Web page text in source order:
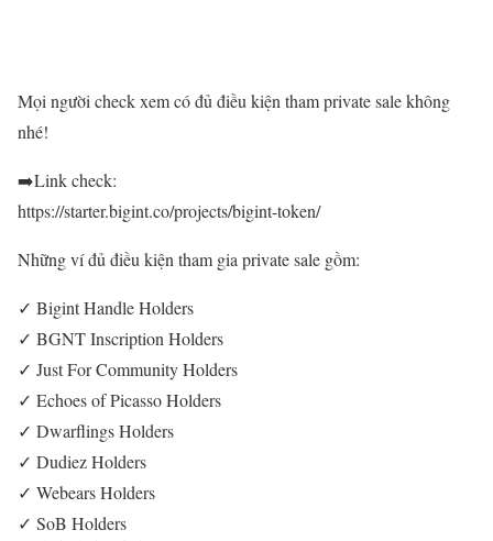
Mọi người check xem có đủ điều kiện tham private sale không
nhé!
➡️Link check:
https://starter.bigint.co/projects/bigint-token/
Những ví đủ điều kiện tham gia private sale gồm:
✓ Bigint Handle Holders
✓ BGNT Inscription Holders
✓ Just For Community Holders
✓ Echoes of Picasso Holders
✓ Dwarflings Holders
✓ Dudiez Holders
✓ Webears Holders
✓ SoB Holders